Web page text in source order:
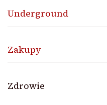
Underground
Zakupy
Zdrowie